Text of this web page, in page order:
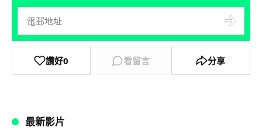
讚好0 看留言 分享
最新影片